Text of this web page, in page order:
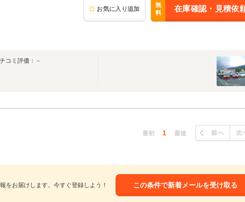
お気に入り追加
無
料
在庫確認・見積依
コミ評価：－
最初 1 最後 前へ 次
をお届けします。今すぐ登録しよう！ この条件で新着メールを受け取る